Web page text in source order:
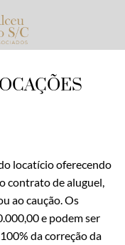
locatício oferecendo
contrato de aluguel,
ao caução. Os
e podem ser
da correção da